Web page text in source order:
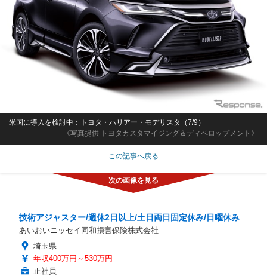
《写真提供 トヨタカスタマイジング＆ディベロップメント》
米国に導入を検討中：トヨタ・ハリアー・モデリスタ（7/9）
この記事へ戻る
技術アジャスター/週休2日以上/土日両日固定休み/日曜休み
あいおいニッセイ同和損害保険株式会社
埼玉県
年収400万円～530万円
正社員